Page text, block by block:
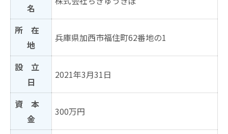
名
所 在
地
兵庫県加西市福住町62番地の1
設 立
日
2021年3月31日
資 本
金
300万円